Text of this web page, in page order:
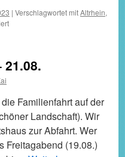
| Verschlagwortet mitAltrhein,
für
Lingenfelder
Familienfahrt auf der
Landschaft). Wir
zur Abfahrt. Wer
Freitagabend (19.08.)